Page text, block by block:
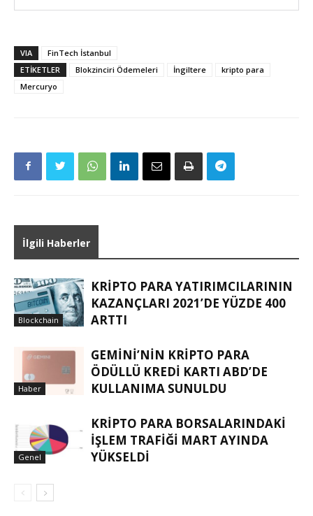
VIA
FinTech İstanbul
ETIKETLER
Blokzinciri Ödemeleri İngiltere
kripto para
Mercuryo
İlgili Haberler
Blockchain
KRIPTO PARA YATIRIMCILARININ
KAZANÇLARI 2021’DE YÜZDE 400
ARTTI
Haber
GEMINI’NIN KRIPTO PARA
ÖDÜLLÜ KREDI KARTI ABD’DE
KULLANIMA SUNULDU
Genel
KRIPTO PARA BORSALARINDAKI
IŞLEM TRAFIĞI MART AYINDA
YÜKSELDI